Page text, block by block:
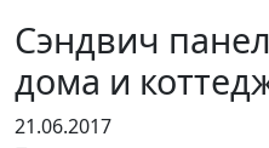
Сэндвич
дома и
21.06.2017